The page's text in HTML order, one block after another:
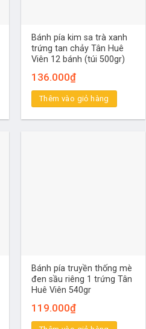
Bánh pía kim sa trà xanh
trứng tan chảy Tân Huê
Viên 12 bánh (túi 500gr)
136.000₫
Thêm vào giỏ hàng
Bánh pía truyền thống mè
đen sầu riêng 1 trứng Tân
Huê Viên 540gr
119.000₫